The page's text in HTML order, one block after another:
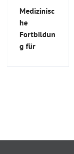
Medizinisc
he
Fortbildun
g für
he Ärzte |